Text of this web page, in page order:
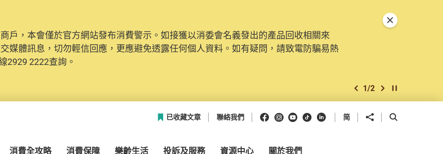
戶，本會僅於官方網站發布消費警示。如接獲以消委會名義發出的產品回收相關來
媒體訊息，切勿輕信回應，更應避免透露任何個人資料。如有疑問，請致電防騙易熱
2929 2222查詢。
上一個
1/2 下一個開始/暫停幻燈
關閉特別通告
已收藏文章 聯絡我們 Facebook
Instagram
Youtube
抖音領英 简 分享到 開啟搜尋框
消費全攻略 消費保障 樂齡生活 投訴及服務 資源中心 關於我們